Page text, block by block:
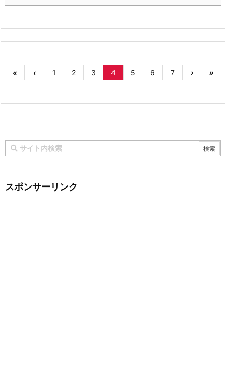
« ‹ 1 2 3 4 5 6 7 › »
スポンサーリンク